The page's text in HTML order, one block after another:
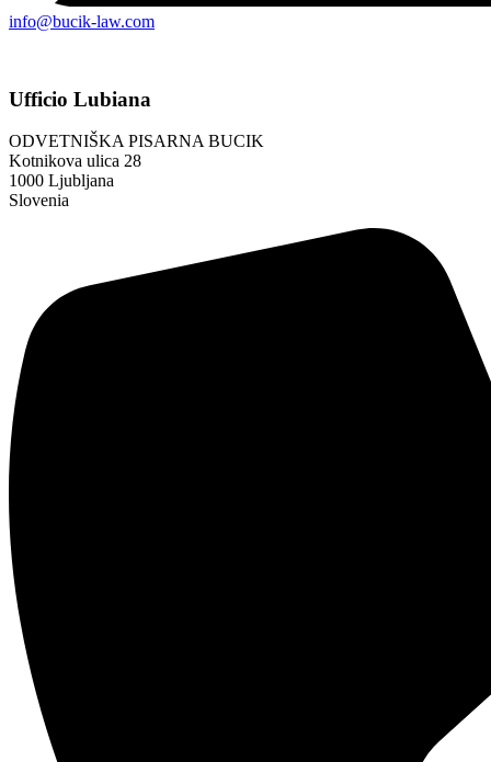
info@bucik-law.com
Ufficio Lubiana
ODVETNIŠKA PISARNA BUCIK
Kotnikova ulica 28
1000 Ljubljana
Slovenia